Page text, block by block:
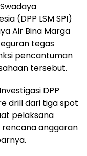
(DPP LSM SPI)
Air Bina Marga
tegas
pencantuman
tersebut.
DPP
drill dari tiga spot
pelaksana
anggaran